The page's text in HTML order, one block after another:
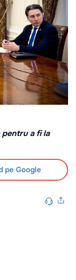
pentru a fi la
pe Google